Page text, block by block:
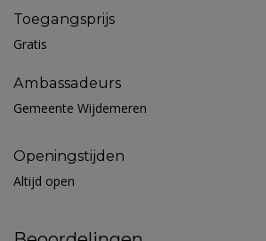
Toegangsprijs
Gratis
Ambassadeurs
Gemeente Wijdemeren
Openingstijden
Altijd open